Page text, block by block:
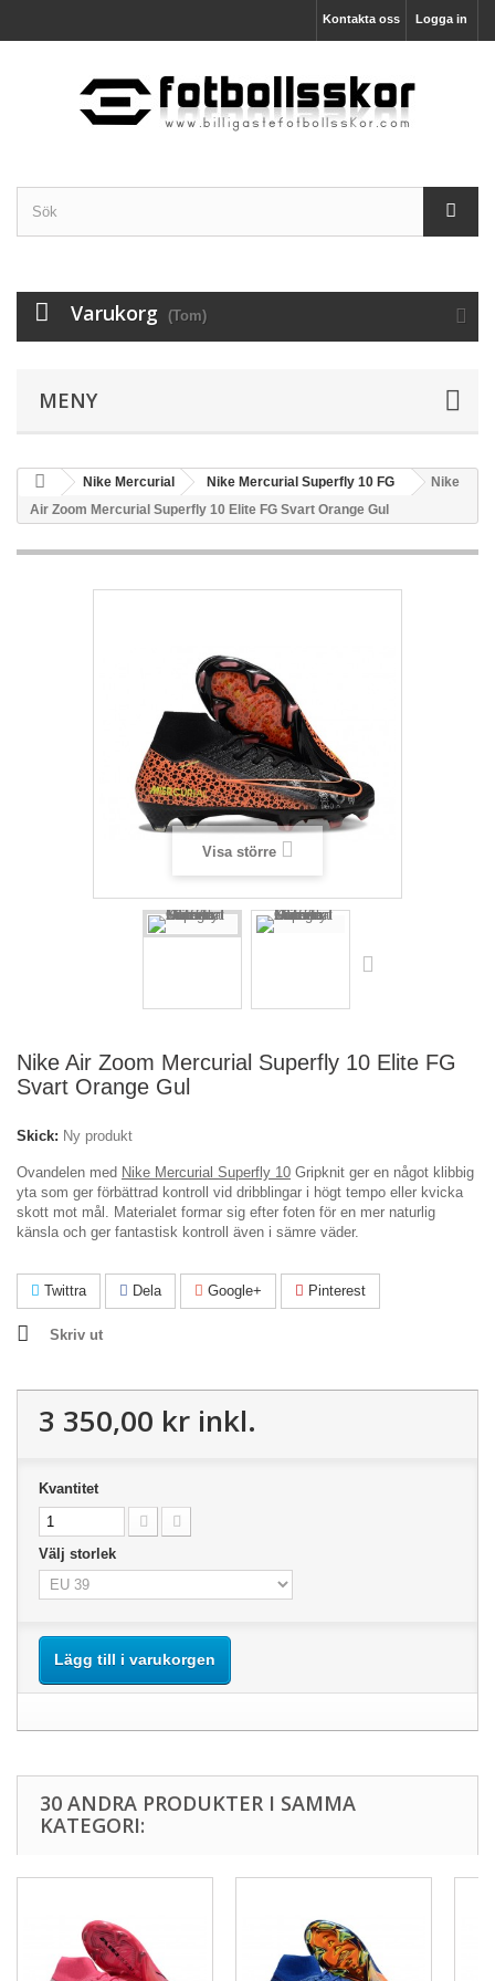
Logga in
Kontakta oss
Varukorg (Tom)
MENY
Nike Mercurial Nike Mercurial Superfly 10 FG
Nike
Air Zoom Mercurial Superfly 10 Elite FG Svart Orange Gul
Visa större
Nike Air Zoom Mercurial Superfly 10 Elite FG
Svart Orange Gul
Skick: Ny produkt
Ovandelen med Nike Mercurial Superfly 10 Gripknit ger en något klibbig
yta som ger förbättrad kontroll vid dribblingar i högt tempo eller kvicka
skott mot mål. Materialet formar sig efter foten för en mer naturlig
känsla och ger fantastisk kontroll även i sämre väder.
Twittra Dela Google+ Pinterest
Skriv ut
3 350,00 kr inkl.
Kvantitet
Välj storlek
Lägg till i varukorgen
30 ANDRA PRODUKTER I SAMMA
KATEGORI: